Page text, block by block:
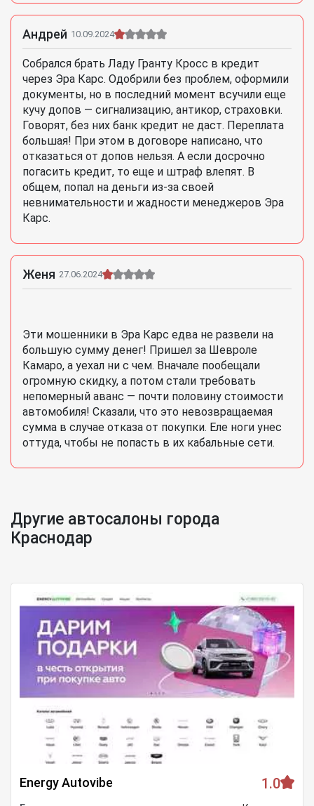
Андрей 10.09.2024
Собрался брать Ладу Гранту Кросс в кредит
через Эра Карс. Одобрили без проблем, оформили
документы, но в последний момент всучили еще
кучу допов — сигнализацию, антикор, страховки.
Говорят, без них банк кредит не даст. Переплата
большая! При этом в договоре написано, что
отказаться от допов нельзя. А если досрочно
погасить кредит, то еще и штраф влепят. В
общем, попал на деньги из-за своей
невнимательности и жадности менеджеров Эра
Карс.
Женя 27.06.2024
Эти мошенники в Эра Карс едва не развели на
большую сумму денег! Пришел за Шевроле
Камаро, а уехал ни с чем. Вначале пообещали
огромную скидку, а потом стали требовать
непомерный аванс — почти половину стоимости
автомобиля! Сказали, что это невозвращаемая
сумма в случае отказа от покупки. Еле ноги унес
оттуда, чтобы не попасть в их кабальные сети.
Другие автосалоны города
Краснодар
Energy Autovibe 1.0